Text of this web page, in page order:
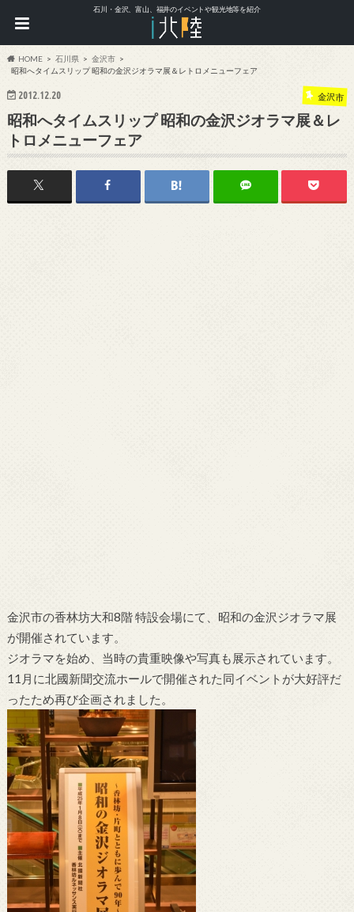
石川・金沢、富山、福井のイベントや観光地等を紹介
HOME 石川県
金沢市
昭和へタイムスリップ 昭和の金沢ジオラマ展＆レトロメニューフェア
2012.12.20 金沢市
昭和へタイムスリップ 昭和の金沢ジオラマ展＆レ
トロメニューフェア
金沢市の香林坊大和8階 特設会場にて、昭和の金沢ジオラマ展
が開催されています。
ジオラマを始め、当時の貴重映像や写真も展示されています。
11月に北國新聞交流ホールで開催された同イベントが大好評だ
ったため再び企画されました。